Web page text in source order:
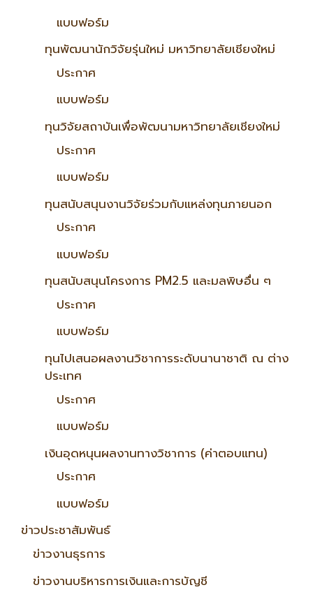
แบบฟอร์ม
ทุนพัฒนานักวิจัยรุ่นใหม่ มหาวิทยาลัยเชียงใหม่
ประกาศ
แบบฟอร์ม
ทุนวิจัยสถาบันเพื่อพัฒนามหาวิทยาลัยเชียงใหม่
ประกาศ
แบบฟอร์ม
ทุนสนับสนุนงานวิจัยร่วมกับแหล่งทุนภายนอก
ประกาศ
แบบฟอร์ม
ทุนสนับสนุนโครงการ PM2.5 และมลพิษอื่น ๆ
ประกาศ
แบบฟอร์ม
ทุนไปเสนอผลงานวิชาการระดับนานาชาติ ณ ต่าง
ประเทศ
ประกาศ
แบบฟอร์ม
เงินอุดหนุนผลงานทางวิชาการ (ค่าตอบแทน)
ประกาศ
แบบฟอร์ม
ข่าวประชาสัมพันธ์
ข่าวงานธุรการ
ข่าวงานบริหารการเงินและการบัญชี